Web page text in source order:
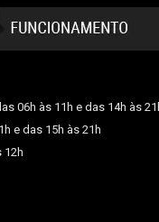
06h às 11h e das 14h às
e das 15h às 21h
12h